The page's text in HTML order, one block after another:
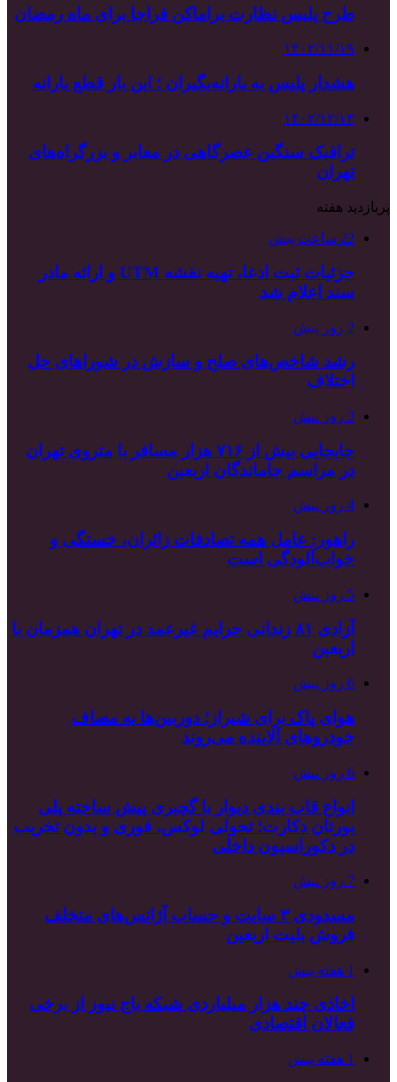
طرح پلیس نظارت براماکن فراجا برای ماه رمضان
۱۴۰۲/۱۱/۱۹
هشدار پلیس به یارانه‌بگیران ؛ این بار قطع یارانه
۱۴۰۲/۱۲/۱۳
ترافیک سنگین عصرگاهی در معابر و بزرگراه‌های
تهران
پربازدید هفته
22 ساعت پیش
جزئیات ثبت ادعا، تهیه نقشه UTM و ارائه مادر
سند اعلام شد
2 روز پیش
رشد شاخص‌های صلح و سازش در شوراهای حل
اختلاف
3 روز پیش
جابجایی بیش از ۷۱۶ هزار مسافر با متروی تهران
در مراسم جاماندگان اربعین
4 روز پیش
راهور: عامل همه تصادفات زائران، خستگی و
خواب‌آلودگی است
5 روز پیش
آزادی ۸۱ زندانی جرایم غیرعمد در تهران همزمان با
اربعین
6 روز پیش
هوای پاک برای شیراز؛ دوربین‌ها به مصاف
خودروهای آلاینده می‌روند
6 روز پیش
انواع قاب بندی دیوار با گچبری پیش ساخته پلی
یورتان دکارت؛ تحولی لوکس، فوری و بدون تخریب
در دکوراسیون داخلی
7 روز پیش
مسدودی ۳ سایت و حساب آژانس‌های متخلف
فروش بلیت اربعین
1 هفته پیش
اخاذی چند هزار میلیاردی شبکه باج نیوز از برخی
فعالان اقتصادی
1 هفته پیش